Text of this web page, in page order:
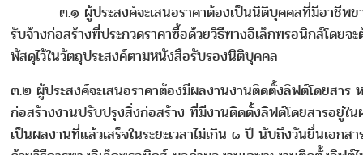
๓.๑ ผู้ประสงค์จะเสนอราคาต้องเป็นนิติบุคคลที่มีอาชีพข
รับจ้างก่อสร้างที่ประกวดราคาซื้อด้วยวิธีทางอิเล็กทรอนิกส์โดยจ
พัสดุไว้ในวัตถุประสงค์ตามหนังสือรับรองนิติบุคคล
๓.๒ ผู้ประสงค์จะเสนอราคาต้องมีผลงานงานติดตั้งลิฟต์โดยสาร
ก่อสร้างงานปรับปรุงสิ่งก่อสร้าง ที่มีงานติดตั้งลิฟต์โดยสารอยู่ใ
เป็นผลงานที่แล้วเสร็จในระยะเวลาไม่เกิน ๘ ปี นับถึงวันยื่นเอกสา